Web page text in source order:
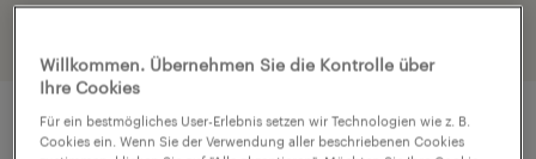
Willkommen. Übernehmen Sie die Kontrolle über
Ihre Cookies
Für ein bestmögliches User-Erlebnis setzen wir Technologien wie z. B.
Cookies ein. Wenn Sie der Verwendung aller beschriebenen Cookies